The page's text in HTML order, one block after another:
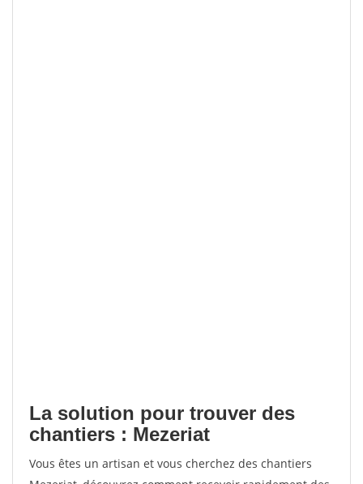
La solution pour trouver des
chantiers : Mezeriat
Vous êtes un artisan et vous cherchez des chantiers